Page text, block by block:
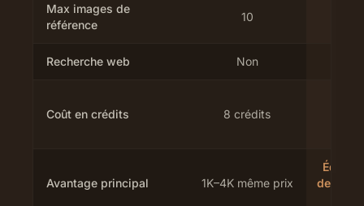
Max images de
référence
10
Recherche web Non
Coût en crédits 8 crédits
Avantage principal 1K–4K même prix
de